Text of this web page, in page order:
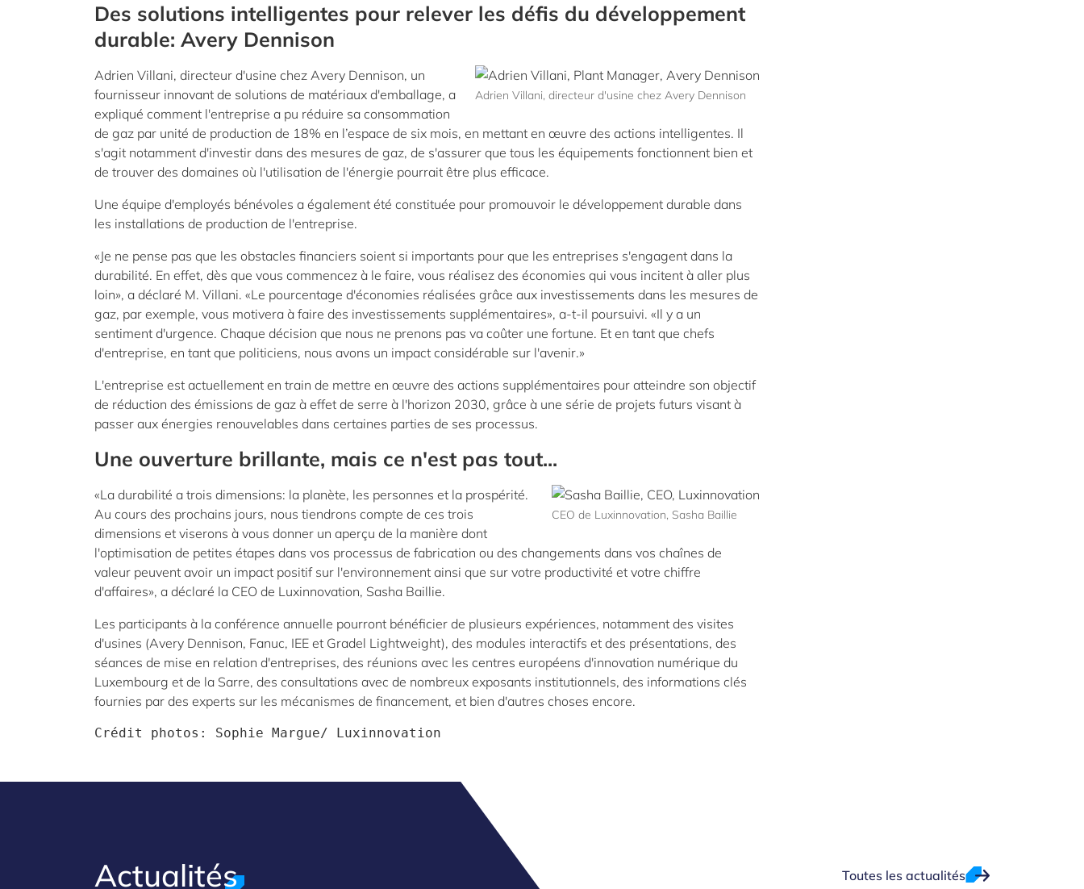
Des solutions intelligentes pour relever les défis du développement
durable: Avery Dennison
Adrien Villani, directeur d'usine chez Avery Dennison
Adrien Villani, directeur d'usine chez Avery Dennison, un
fournisseur innovant de solutions de matériaux d'emballage, a
expliqué comment l'entreprise a pu réduire sa consommation
de gaz par unité de production de 18% en l’espace de six mois, en mettant en œuvre des actions intelligentes. Il
s'agit notamment d'investir dans des mesures de gaz, de s'assurer que tous les équipements fonctionnent bien et
de trouver des domaines où l'utilisation de l'énergie pourrait être plus efficace.
Une équipe d'employés bénévoles a également été constituée pour promouvoir le développement durable dans
les installations de production de l'entreprise.
«Je ne pense pas que les obstacles financiers soient si importants pour que les entreprises s'engagent dans la
durabilité. En effet, dès que vous commencez à le faire, vous réalisez des économies qui vous incitent à aller plus
loin», a déclaré M. Villani. «Le pourcentage d'économies réalisées grâce aux investissements dans les mesures de
gaz, par exemple, vous motivera à faire des investissements supplémentaires», a-t-il poursuivi. «Il y a un
sentiment d'urgence. Chaque décision que nous ne prenons pas va coûter une fortune. Et en tant que chefs
d'entreprise, en tant que politiciens, nous avons un impact considérable sur l'avenir.»
L'entreprise est actuellement en train de mettre en œuvre des actions supplémentaires pour atteindre son objectif
de réduction des émissions de gaz à effet de serre à l'horizon 2030, grâce à une série de projets futurs visant à
passer aux énergies renouvelables dans certaines parties de ses processus.
Une ouverture brillante, mais ce n'est pas tout...
CEO de Luxinnovation, Sasha Baillie
«La durabilité a trois dimensions: la planète, les personnes et la prospérité.
Au cours des prochains jours, nous tiendrons compte de ces trois
dimensions et viserons à vous donner un aperçu de la manière dont
l'optimisation de petites étapes dans vos processus de fabrication ou des changements dans vos chaînes de
valeur peuvent avoir un impact positif sur l'environnement ainsi que sur votre productivité et votre chiffre
d'affaires», a déclaré la CEO de Luxinnovation, Sasha Baillie.
Les participants à la conférence annuelle pourront bénéficier de plusieurs expériences, notamment des visites
d'usines (Avery Dennison, Fanuc, IEE et Gradel Lightweight), des modules interactifs et des présentations, des
séances de mise en relation d'entreprises, des réunions avec les centres européens d'innovation numérique du
Luxembourg et de la Sarre, des consultations avec de nombreux exposants institutionnels, des informations clés
fournies par des experts sur les mécanismes de financement, et bien d'autres choses encore.
Crédit photos: Sophie Margue/ Luxinnovation
Actualités Toutes les actualités